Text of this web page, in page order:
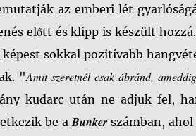
az emberi lét
előtt és klipp is készült
képest sokkal pozitívabb
"Amit szeretnél csak ábránd,
kudarc után ne adjuk fel,
be aBunkerszámban,